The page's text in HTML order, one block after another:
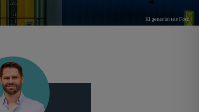
KI generiertes Foto